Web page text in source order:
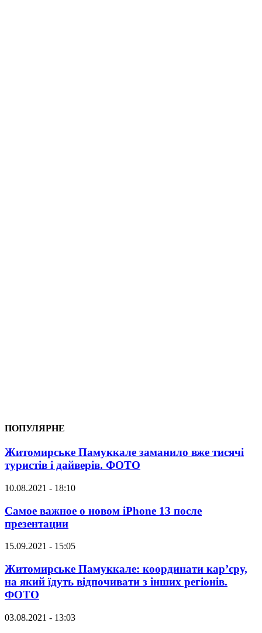
ПОПУЛЯРНЕ
Житомирське Памуккале заманило вже тисячі
туристів і дайверів. ФОТО
10.08.2021 - 18:10
Самое важное о новом iPhone 13 после
презентации
15.09.2021 - 15:05
Житомирське Памуккале: координати кар’єру,
на який їдуть відпочивати з інших регіонів.
ФОТО
03.08.2021 - 13:03